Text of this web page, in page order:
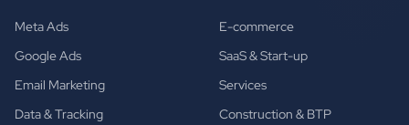
Meta Ads
Google Ads
Email Marketing
Data & Tracking
E-commerce
SaaS & Start-up
Services
Construction & BTP